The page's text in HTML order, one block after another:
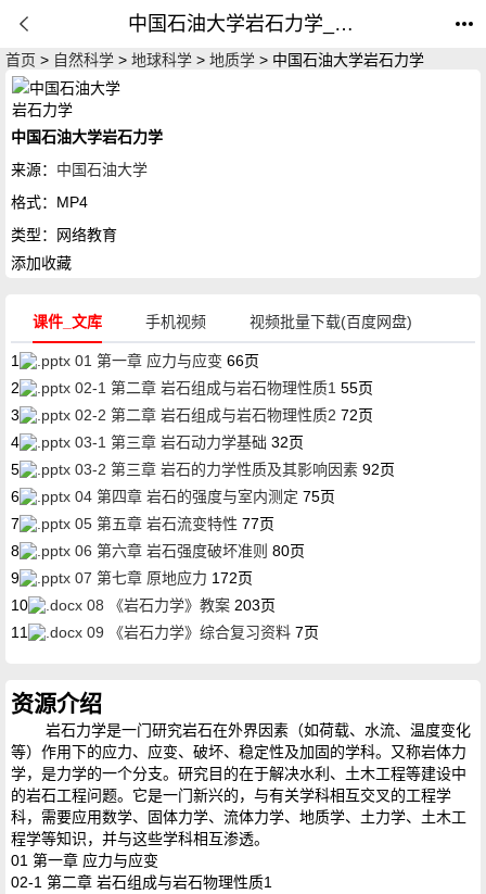
中国石油大学岩石力学_由林英松主讲网络教育_公开课网
首页 > 自然科学 > 地球科学 > 地质学 > 中国石油大学岩石力学
中国石油大学岩石力学
来源： 中国石油大学
格式： MP4
类型：
网络教育
添加收藏
课件_文库 手机视频 视频批量下载(百度网盘)
1 01 第一章 应力与应变 66页
2
02-1 第二章 岩石组成与岩石物理性质1 55页
3
02-2 第二章 岩石组成与岩石物理性质2 72页
4
03-1 第三章 岩石动力学基础 32页
5
03-2 第三章 岩石的力学性质及其影响因素 92页
6
04 第四章 岩石的强度与室内测定 75页
7
05 第五章 岩石流变特性 77页
8
06 第六章 岩石强度破坏准则 80页
9
07 第七章 原地应力 172页
10
08 《岩石力学》教案 203页
11
09 《岩石力学》综合复习资料 7页
资源介绍
岩石力学是一门研究岩石在外界因素（如荷载、水流、温度变化
等）作用下的应力、应变、破坏、稳定性及加固的学科。又称岩体力
学，是力学的一个分支。研究目的在于解决水利、土木工程等建设中
的岩石工程问题。它是一门新兴的，与有关学科相互交叉的工程学
科，需要应用数学、固体力学、流体力学、地质学、土力学、土木工
程学等知识，并与这些学科相互渗透。
01 第一章 应力与应变
02-1 第二章 岩石组成与岩石物理性质1